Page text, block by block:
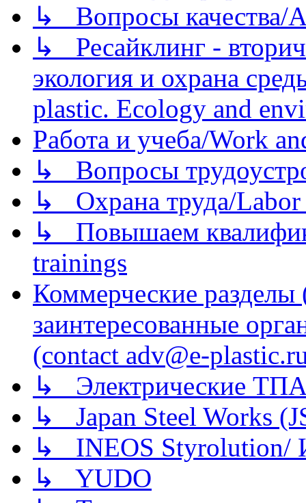
↳ Вопросы качества/
↳ Ресайклинг -
экология и охрана
plastic. Ecology and
Работа и учеба/Work
↳ Вопросы
↳ Охрана труда/Labor
↳ Повышаем
trainings
Коммерческие
заинтересованные
(contact adv@e-
↳ Электрические
↳ Japan Steel Works
↳ INEOS
↳ YUDO